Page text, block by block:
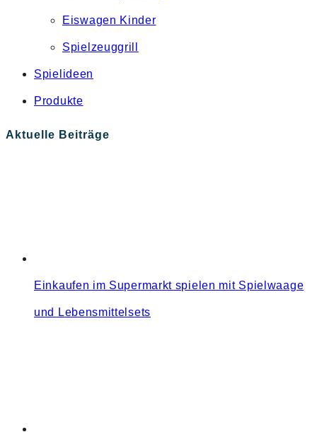
Eiswagen Kinder
Spielzeuggrill
Spielideen
Produkte
Aktuelle Beiträge
Einkaufen im Supermarkt spielen mit Spielwaage
und Lebensmittelsets